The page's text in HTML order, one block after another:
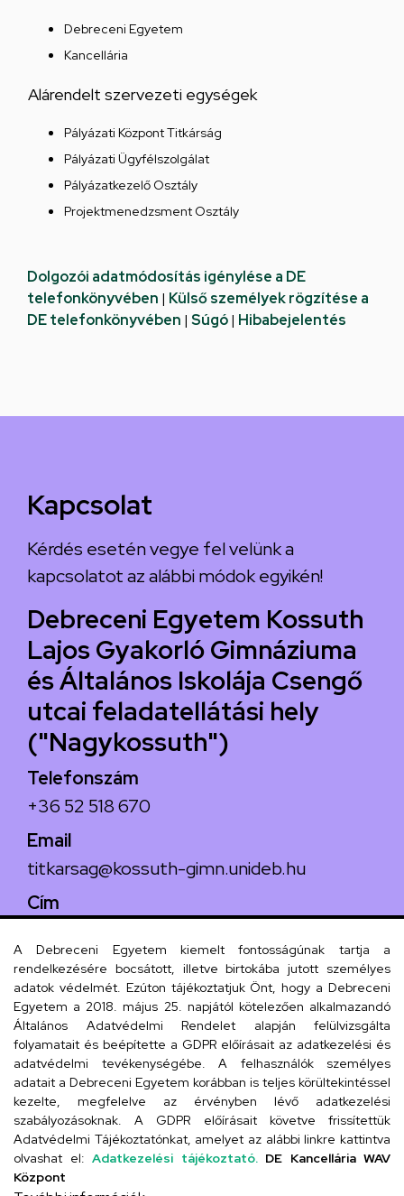
Debreceni Egyetem
Kancellária
Alárendelt szervezeti egységek
Pályázati Központ Titkárság
Pályázati Ügyfélszolgálat
Pályázatkezelő Osztály
Projektmenedzsment Osztály
Dolgozói adatmódosítás igénylése a DE
telefonkönyvében | Külső személyek rögzítése a
DE telefonkönyvében | Súgó| Hibabejelentés
Kapcsolat
Kérdés esetén vegye fel velünk a
kapcsolatot az alábbi módok egyikén!
Debreceni Egyetem Kossuth
Lajos Gyakorló Gimnáziuma
és Általános Iskolája Csengő
utcai feladatellátási hely
("Nagykossuth")
Telefonszám
+36 52 518 670
Email
titkarsag@kossuth-gimn.unideb.hu
Cím
Szervezeti telefonkönyv
UD telefonkönyv
Titkárság
A Debreceni Egyetem kiemelt fontosságúnak tartja a
rendelkezésére bocsátott, illetve birtokába jutott személyes
adatok védelmét. Ezúton tájékoztatjuk Önt, hogy a Debreceni
Egyetem a 2018. május 25. napjától kötelezően alkalmazandó
Általános Adatvédelmi Rendelet alapján felülvizsgálta
folyamatait és beépítette a GDPR előírásait az adatkezelési és
adatvédelmi tevékenységébe. A felhasználók személyes
adatait a Debreceni Egyetem korábban is teljes körültekintéssel
kezelte, megfelelve az érvényben lévő adatkezelési
szabályozásoknak. A GDPR előírásait követve frissítettük
Adatvédelmi Tájékoztatónkat, amelyet az alábbi linkre kattintva
olvashat el: Adatkezelési tájékoztató. DE Kancellária WAV
Központ